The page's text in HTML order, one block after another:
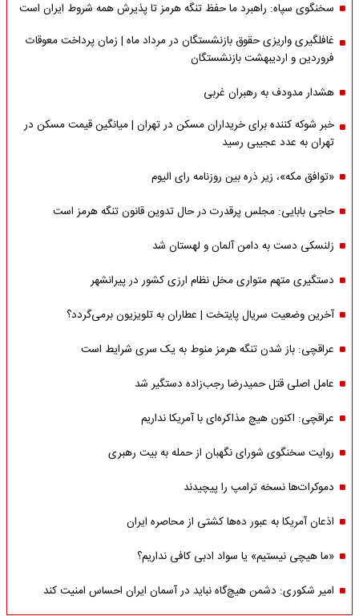
سخنگوی سپاه: راهبرد ما حفظ تنگه هرمز تا پذیرش همه شروط ایران است
غافلگیری واریزی حقوق بازنشستگان در مرداد ماه | زمان پرداخت معوقات
فروردین و اردیبهشت بازنشستگان
هشدار مدودف به رهبران غربی
خبر شوکه کننده برای خریداران مسکن در تهران | میانگین قیمت مسکن در
تهران به عدد عجیبی رسید
«توافق مکه»، زیر ذره بین روزنامه رای الیوم
حاجی بابایی: مجلس پرقدرت در حال تدوین قانون تنگه هرمز است
زلنسکی دست به دامن آلمان و لهستان شد
دستگیری متهم متواری مخل نظام ارزی کشور در پیرانشهر
آخرین وضعیت سریال پایتخت | عطاران به تلویزیون برمی‌گردد؟
عراقچی: باز شدن تنگه هرمز منوط به یک سری شرایط است
عامل اصلی قتل حمیدرضا رجب‌زاده دستگیر شد
عراقچی: اکنون هیچ مذاکره‌ای با آمریکا نداریم
روایت سخنگوی شورای نگهبان از حمله به بیت رهبری
دموکرات‌ها نسخه ترامپ را پیچیدند
اذعان آمریکا به عبور ده‌ها کشتی از محاصره ایران
«ما هیچی نیستیم» یا سواد ادبی کافی نداریم؟
امیر شکوری: دشمن هیچ‌گاه نباید در آسمان ایران احساس امنیت کند